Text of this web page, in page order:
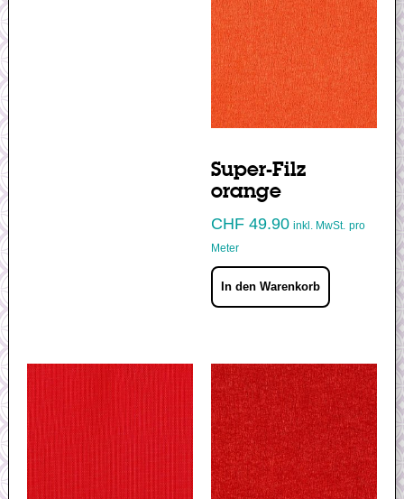
Super-Filz
orange
CHF49.90 inkl. MwSt. pro
Meter
In den Warenkorb